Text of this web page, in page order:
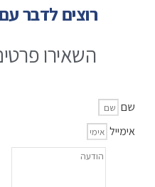
רוצים לדבר
השאירו
שם
אימייל